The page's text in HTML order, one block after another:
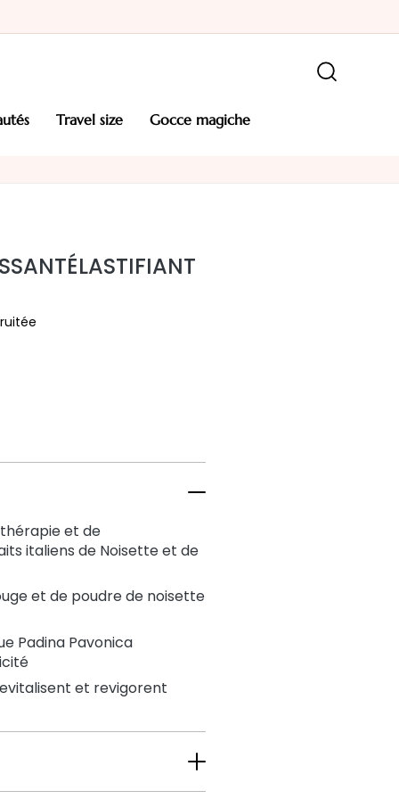
travel size gocce magiche
ÉLASTIFIANT
et de
italiens de Noisette et de
et de poudre de noisette
Padina Pavonica
et revigorent